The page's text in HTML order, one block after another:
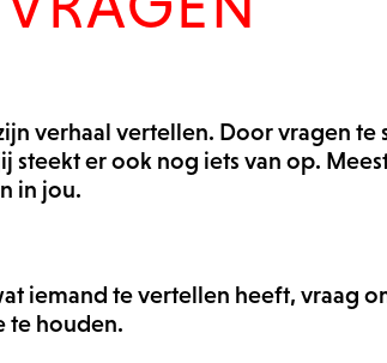
verhaal vertellen. Door vragen
steekt er ook nog iets van op.
in jou.
iemand te vertellen heeft, vraag
te houden.